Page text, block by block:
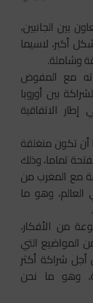
بين الجانبين،
أكبر، لاسيما
وشاملة.
مع المفوض
بين أوروبا
الاتفاقية
أن تكون منغلقة
تماما، وذلك
مع المغرب من
العالم، وهو ما
من الأفكار،
المواضيع التي
شراكة أكثر
وهو ما نحن